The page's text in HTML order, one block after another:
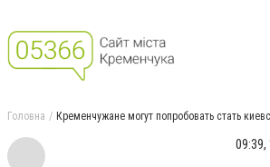
Головна Кременчужане могут попробовать стать
09:39,